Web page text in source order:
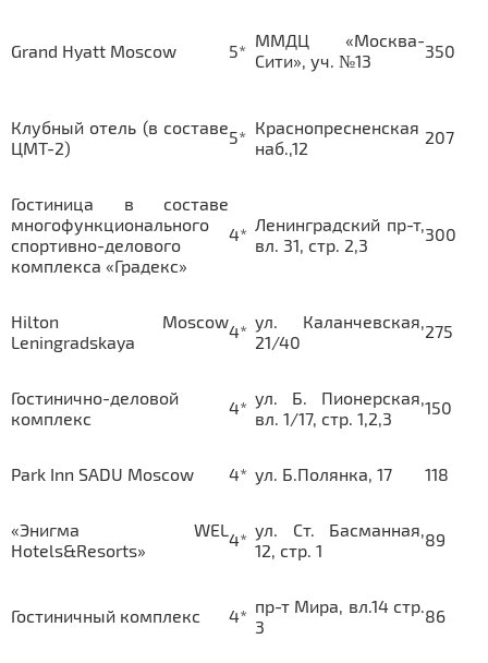
Grand Hyatt Moscow 5*
ММДЦ «Москва-
Сити», уч. №13
350
Клубный отель (в составе
ЦМТ-2)
5* Краснопресненская
наб.,12
207
Гостиница в составе
многофункционального
спортивно-делового
комплекса «Градекс»
4* Ленинградский пр-т,
вл. 31, стр. 2,3
300
Hilton Moscow
Leningradskaya
4* ул. Каланчевская,
21/40
275
Гостинично-деловой
комплекс
4* ул. Б. Пионерская,
вл. 1/17, стр. 1,2,3
150
Park Inn SADU Moscow 4* ул. Б.Полянка, 17 118
«Энигма WEL
Hotels&Resorts»
4* ул. Ст. Басманная,
12, стр. 1
89
Гостиничный комплекс 4* пр-т Мира, вл.14 стр.
3
86